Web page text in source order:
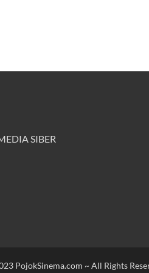
SIBER
PojokSinema.com ~ All Rights